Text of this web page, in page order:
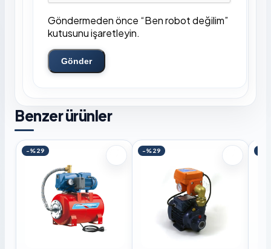
Göndermeden önce “Ben robot değilim”
kutusunu işaretleyin.
Gönder
Benzer ürünler
-%29 -%29